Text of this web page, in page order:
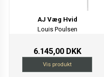
AJ Væg Hvid
Louis Poulsen
6.145,00 DKK
Vis produkt